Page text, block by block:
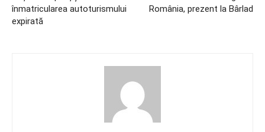
înmatricularea autoturismului
expirată
România, prezent la Bârlad